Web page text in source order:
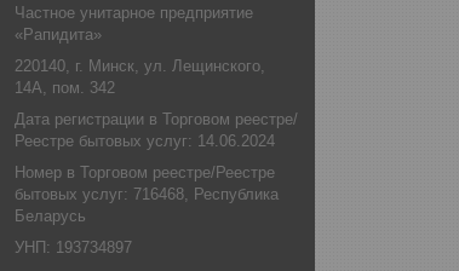
Частное унитарное предприятие
«Рапидита»
220140, г. Минск, ул. Лещинского,
14А, пом. 342
Дата регистрации в Торговом реестре/
Реестре бытовых услуг: 14.06.2024
Номер в Торговом реестре/Реестре
бытовых услуг: 716468, Республика
Беларусь
УНП: 193734897